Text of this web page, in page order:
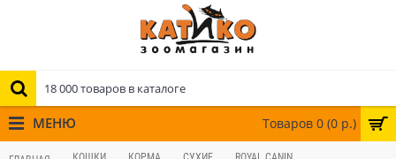
Товаров 0 (0 р.)
МЕНЮ